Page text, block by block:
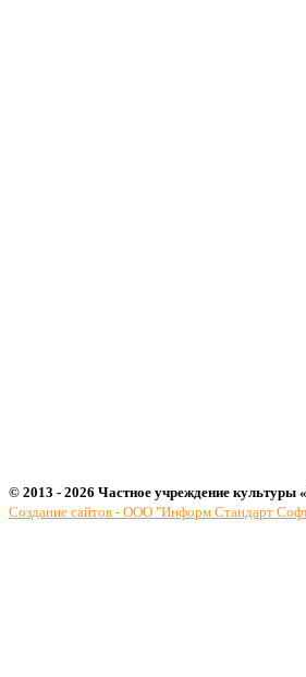
© 2013 - 2026 Частное учреждение культуры
Создание сайтов - ООО "Информ Стандарт